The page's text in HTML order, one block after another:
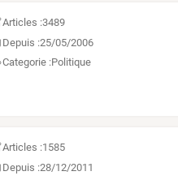
Articles :3489
Depuis :25/05/2006
Categorie :Politique
Articles :1585
Depuis :28/12/2011